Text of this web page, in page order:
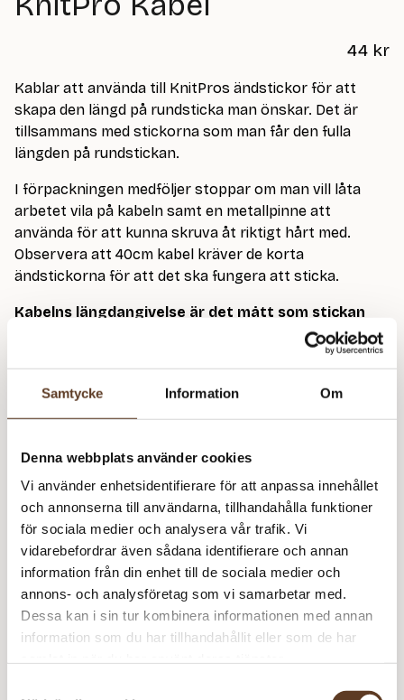
Samtycke Information Om
Denna webbplats använder cookies
Vi använder enhetsidentifierare för att anpassa innehållet
och annonserna till användarna, tillhandahålla funktioner
för sociala medier och analysera vår trafik. Vi
vidarebefordrar även sådana identifierare och annan
information från din enhet till de sociala medier och
annons- och analysföretag som vi samarbetar med.
Dessa kan i sin tur kombinera informationen med annan
information som du har tillhandahållit eller som de har
44 kr
Kablar att använda till KnitPros ändstickor för att
skapa den längd på rundsticka man önskar. Det är
tillsammans med stickorna som man får den fulla
längden på rundstickan.
I förpackningen medföljer stoppar om man vill låta
arbetet vila på kabeln samt en metallpinne att
använda för att kunna skruva åt riktigt hårt med.
Observera att 40cm kabel kräver de korta
ändstickorna för att det ska fungera att sticka.
Kabelns längdangivelse är det mått som stickan
får med ändstickorna fastskruvade, från tipp till
Längd
KnitPro
Kabel
mängd
Lägg till i varukorg
Se lagersaldo i butik